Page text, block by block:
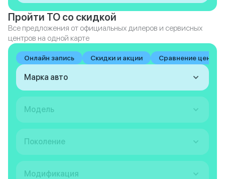
Пройти ТО со скидкой
Все предложения от официальных дилеров и сервисных
центров на одной карте
Онлайн запись Скидки и акции Сравнение цен на
Марка авто
Модель
Поколение
Модификация